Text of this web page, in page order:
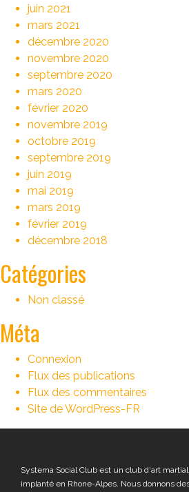
juin 2021
mars 2021
décembre 2020
novembre 2020
septembre 2020
mars 2020
février 2020
novembre 2019
octobre 2019
septembre 2019
juin 2019
mai 2019
mars 2019
février 2019
décembre 2018
Catégories
Non classé
Méta
Connexion
Flux des publications
Flux des commentaires
Site de WordPress-FR
Systema Social Club est un club d'art
implanté en Rhone-Alpes. Nous donnons